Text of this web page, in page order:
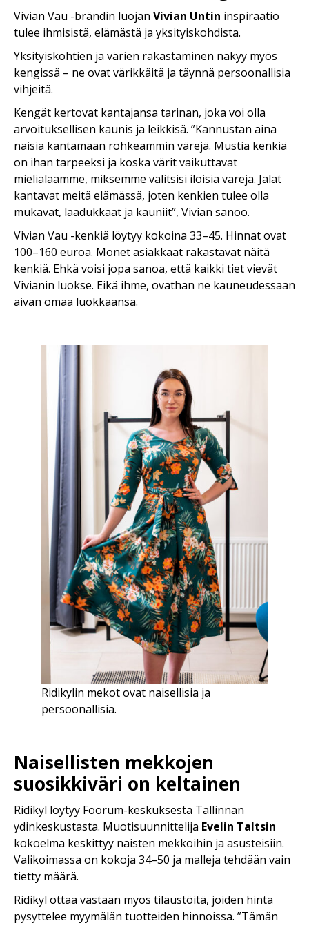
Vivian Vau -brändin luojan Vivian Untin inspiraatio
tulee ihmisistä, elämästä ja yksityiskohdista.
Yksityiskohtien ja värien rakastaminen näkyy myös
kengissä – ne ovat värikkäitä ja täynnä persoonallisia
vihjeitä.
Kengät kertovat kantajansa tarinan, joka voi olla
arvoituksellisen kaunis ja leikkisä. ”Kannustan aina
naisia kantamaan rohkeammin värejä. Mustia kenkiä
on ihan tarpeeksi ja koska värit vaikuttavat
mielialaamme, miksemme valitsisi iloisia värejä. Jalat
kantavat meitä elämässä, joten kenkien tulee olla
mukavat, laadukkaat ja kauniit”, Vivian sanoo.
Vivian Vau -kenkiä löytyy kokoina 33–45. Hinnat ovat
100–160 euroa. Monet asiakkaat rakastavat näitä
kenkiä. Ehkä voisi jopa sanoa, että kaikki tiet vievät
Vivianin luokse. Eikä ihme, ovathan ne kauneudessaan
aivan omaa luokkaansa.
Ridikylin mekot ovat naisellisia ja
persoonallisia.
Naisellisten mekkojen
suosikkiväri on keltainen
Ridikyl löytyy Foorum-keskuksesta Tallinnan
ydinkeskustasta. Muotisuunnittelija Evelin Taltsin
kokoelma keskittyy naisten mekkoihin ja asusteisiin.
Valikoimassa on kokoja 34–50 ja malleja tehdään vain
tietty määrä.
Ridikyl ottaa vastaan myös tilaustöitä, joiden hinta
pysyttelee myymälän tuotteiden hinnoissa. ”Tämän